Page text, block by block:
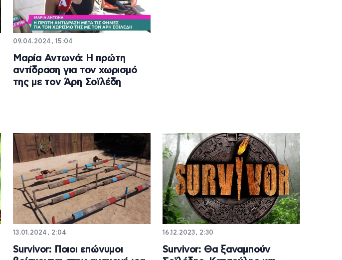
09.04.2024, 15:04
Μαρία Αντωνά: Η πρώτη
αντίδραση για τον χωρισμό
της με τον Άρη Σοϊλέδη
13.01.2024, 2:04
Survivor: Ποιοι επώνυμοι
16.12.2023, 2:30
Survivor: Θα ξαναμπούν